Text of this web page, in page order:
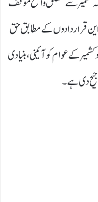
این قراردادوں کے مطابق حق
کے عوام کو آئینی، بنیادی
دی ہے۔